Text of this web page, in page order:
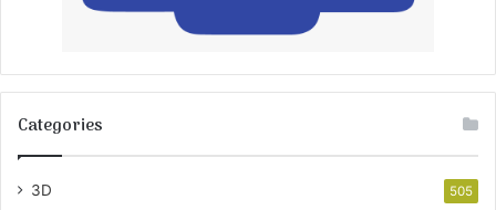
Categories
3D 505